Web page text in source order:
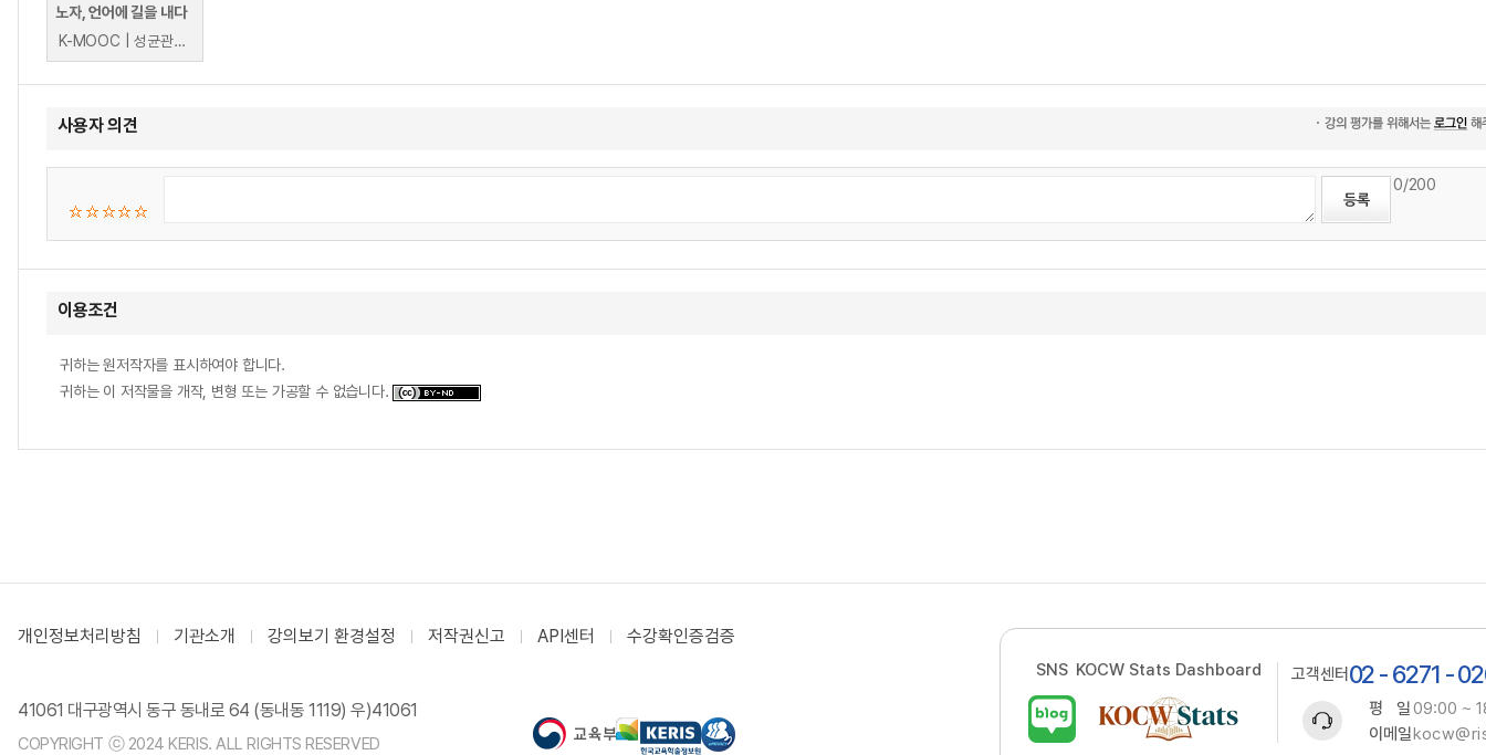
노자, 언어에 길을 내다
K-MOOC | 성균관대학교 박소정
사용자 의견
0/200
이용조건
귀하는 원저작자를 표시하여야 합니다.
귀하는 이 저작물을 개작, 변형 또는 가공할 수 없습니다.
개인정보처리방침 기관소개 강의보기 환경설정 저작권신고 API센터 수강확인증검증
41061 대구광역시 동구 동내로 64 (동내동 1119) 우)41061
COPYRIGHT ⓒ 2024 KERIS. ALL RIGHTS RESERVED
SNS KOCW Stats Dashboard 고객센터 02 - 6271 -
평 일09:00 ~
이메일